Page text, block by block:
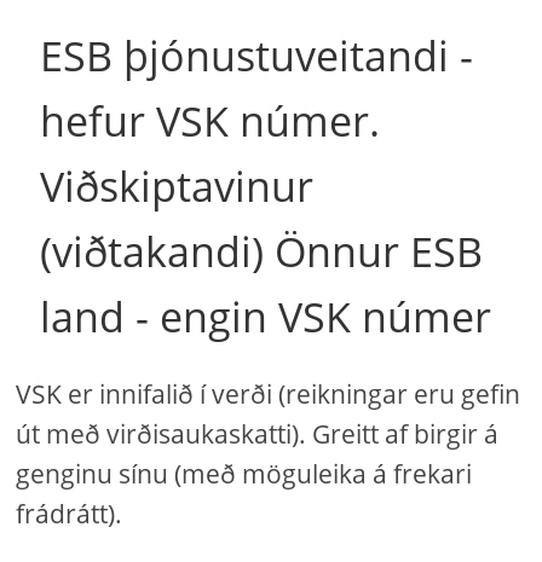
ESB þjónustuveitandi -
hefur VSK númer.
Viðskiptavinur
(viðtakandi) Önnur ESB
land - engin VSK númer
VSK er innifalið í verði (reikningar eru gefin
út með virðisaukaskatti). Greitt af birgir á
genginu sínu (með möguleika á frekari
frádrátt).